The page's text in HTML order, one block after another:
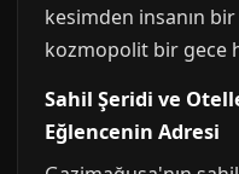
kesimden insanın
kozmopolit bir gece
Sahil Şeridi ve
Eğlencenin Adresi